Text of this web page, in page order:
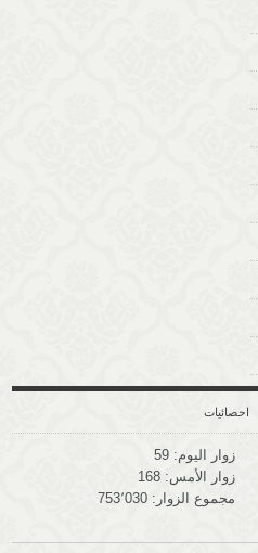
احصائيات
زوار اليوم: 59
زوار الأمس: 168
مجموع الزوار: 753٬030